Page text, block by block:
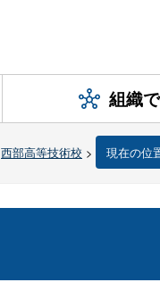
組織
西部高等技術校 > 現在の位